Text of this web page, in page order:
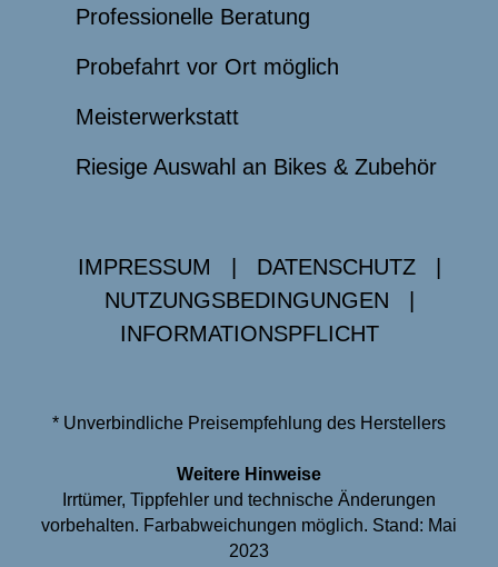
Professionelle Beratung
Probefahrt vor Ort möglich
Meisterwerkstatt
Riesige Auswahl an Bikes & Zubehör
IMPRESSUM DATENSCHUTZ
NUTZUNGSBEDINGUNGEN
INFORMATIONSPFLICHT
* Unverbindliche Preisempfehlung des Herstellers
Weitere Hinweise
Irrtümer, Tippfehler und technische Änderungen
vorbehalten. Farbabweichungen möglich. Stand: Mai
2023